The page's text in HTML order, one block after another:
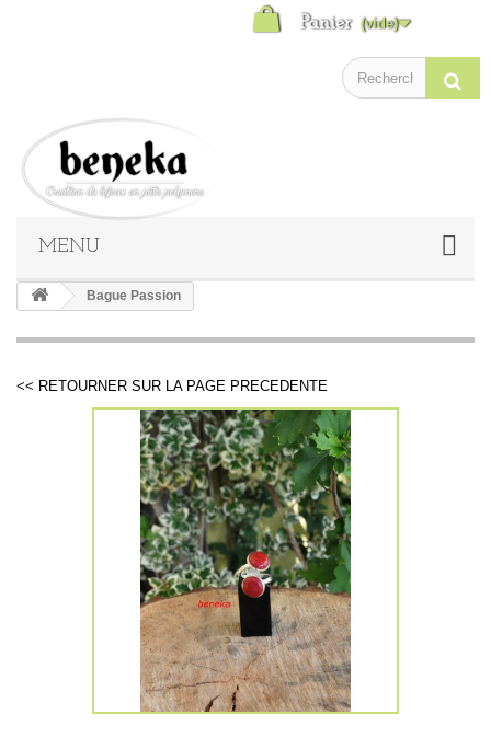
Panier (vide)
MENU
Bague Passion
<< RETOURNER SUR LA PAGE PRECEDENTE